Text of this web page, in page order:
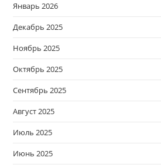
Январь 2026
Декабрь 2025
Ноябрь 2025
Октябрь 2025
Сентябрь 2025
Август 2025
Июль 2025
Июнь 2025